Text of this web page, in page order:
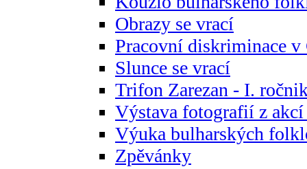
Obrazy se vrací
Pracovní diskriminace
Slunce se vrací
Trifon Zarezan - I.
Výstava fotografií z akcí
Výuka bulharských
Zpěvánky